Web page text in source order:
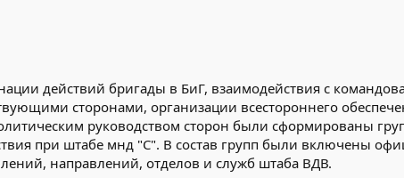
действий бригады в БиГ, взаимодействия с
сторонами, организации всестороннего
руководством сторон были сформированы
при штабе мнд "С". В состав групп были включены
направлений, отделов и служб штаба ВДВ.